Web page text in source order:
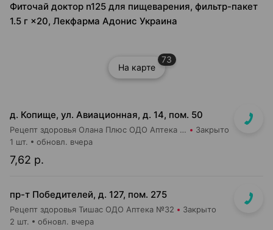
Фиточай доктор n125 для пищеварения, фильтр-пакет
1.5 г ×20, Лекфарма Адонис Украина
На карте
73
д. Копище, ул. Авиационная, д. 14, пом. 50
Рецепт здоровья Олана Плюс ОДО Аптека №5 Закрыто
7,62 р.
1 шт. обновл. вчера
пр-т Победителей, д. 127, пом. 275
Рецепт здоровья Тишас ОДО Аптека №32 Закрыто
2 шт. обновл. вчера